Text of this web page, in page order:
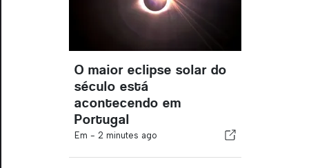
O maior eclipse solar do
século está
acontecendo em
Portugal
Em - 2 minutes ago